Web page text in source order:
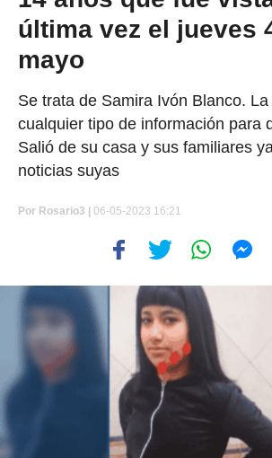
última vez el jueves
mayo
Se trata de Samira Ivón Blanco.
cualquier tipo de información para
Salió de su casa y sus familiares
noticias suyas
Por Rosario3 | 06-05-2023 16:21